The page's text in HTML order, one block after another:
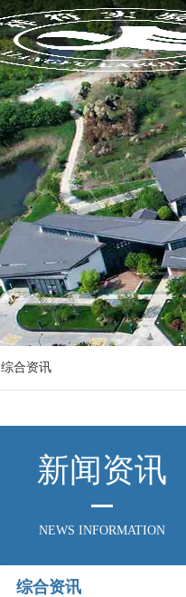
综合资讯
新闻资讯
NEWS INFORMATION
综合资讯